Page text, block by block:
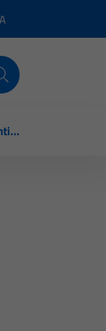
attiva: